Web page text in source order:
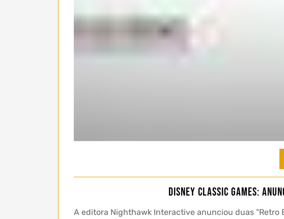
Disney Classic Games:
A editora Nighthawk Interactive anunciou duas “Retro